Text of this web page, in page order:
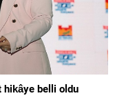
hikâye belli oldu